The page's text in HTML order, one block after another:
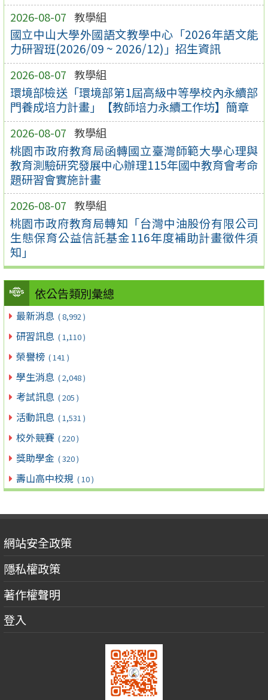
2026-08-07 教學組
國立中山大學外國語文教學中心「2026年語文能
力研習班(2026/09 ~ 2026/12)」招生資訊
2026-08-07 教學組
環境部檢送「環境部第1屆高級中等學校內永續部
門養成培力計畫」【教師培力永續工作坊】簡章
2026-08-07 教學組
桃園市政府教育局函轉國立臺灣師範大學心理與
教育測驗研究發展中心辦理115年國中教育會考命
題研習會實施計畫
2026-08-07 教學組
桃園市政府教育局轉知「台灣中油股份有限公司
生態保育公益信託基金116年度補助計畫徵件須
知」
依公告類別彙總
最新消息 ( 8,992 )
研習訊息 ( 1,110 )
榮譽榜 ( 141 )
學生消息 ( 2,048 )
考試訊息 ( 205 )
活動訊息 ( 1,531 )
校外競賽 ( 220 )
獎助學金 ( 320 )
壽山高中校規 ( 10 )
網站安全政策
隱私權政策
著作權聲明
登入